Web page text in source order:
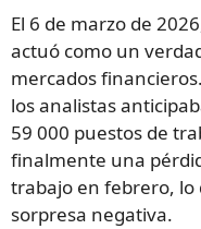
El 6 de marzo de
actuó como un
mercados
los analistas
59 000 puestos de
finalmente una
trabajo en febrero,
sorpresa negativa.